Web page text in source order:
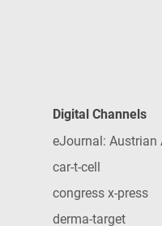
Digital Channels
eJournal: Austrian
car-t-cell
congress x-press
derma-target